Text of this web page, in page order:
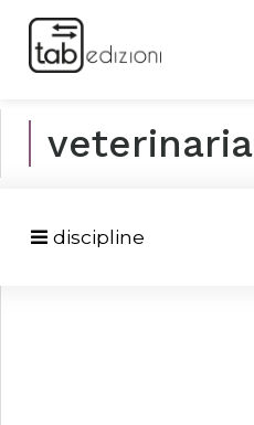
veterinaria
discipline